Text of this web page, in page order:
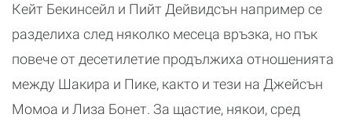
Кейт Бекинсейл и Пийт Дейвидсън например се
разделиха след няколко месеца връзка, но пък
повече от десетилетие продължиха отношенията
между Шакира и Пике, както и тези на Джейсън
Момоа и Лиза Бонет. За щастие, някои, сред